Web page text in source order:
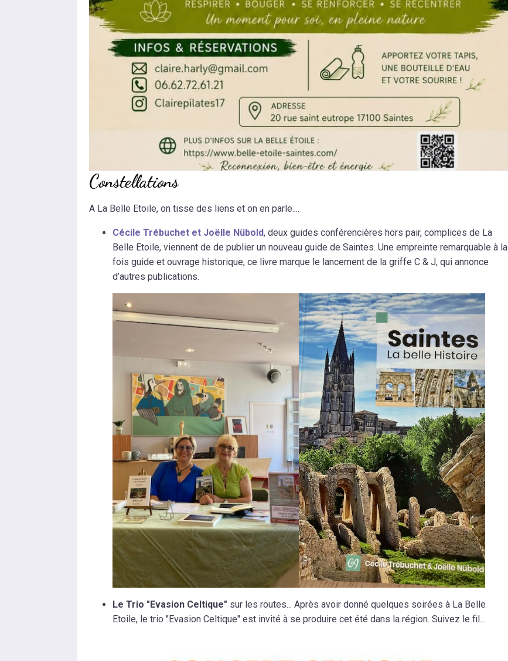
Constellations
A La Belle Etoile, on tisse des liens et on en parle....
Cécile Trébuchet et Joëlle Nübold, deux guides conférencières hors pair, complices de La
Belle Etoile, viennent de de publier un nouveau guide de Saintes. Une empreinte remarquable à la
fois guide et ouvrage historique, ce livre marque le lancement de la griffe C & J, qui annonce
d’autres publications.
Le Trio "Evasion Celtique" sur les routes... Après avoir donné quelques soirées à La Belle
Etoile, le trio "Evasion Celtique" est invité à se produire cet été dans la région. Suivez le fil...